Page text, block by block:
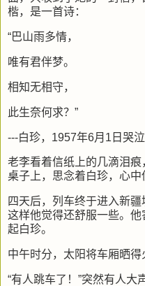
楷，是一首诗：
“巴山雨多情，
唯有君伴梦。
相知无相守，
此生奈何求？”
---白珍，1957年6月1日哭泣
老李看着信纸上的几滴泪
桌子上，思念着白珍，心中
四天后，列车终于进入新疆
这样他觉得还舒服一些。
起白珍。
中午时分，太阳将车厢晒得
“有人跳车了！”突然有人大